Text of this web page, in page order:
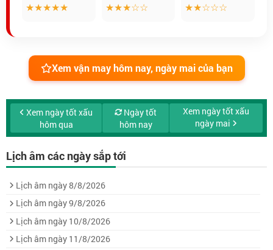
★★★★★ ★★★☆☆ ★★☆☆☆
Xem vận may hôm nay, ngày mai của bạn
Xem ngày tốt xấu
hôm qua
Ngày tốt
hôm nay
Xem ngày tốt xấu
ngày mai
Lịch âm các ngày sắp tới
Lịch âm ngày 8/8/2026
Lịch âm ngày 9/8/2026
Lịch âm ngày 10/8/2026
Lịch âm ngày 11/8/2026